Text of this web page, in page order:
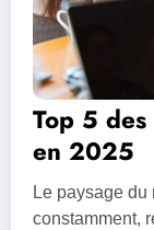
Top 5
en 2025
Le paysage
constamment,